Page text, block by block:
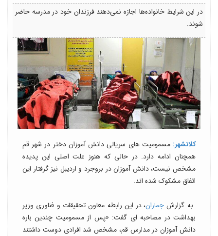
در این شرایط خانواده‌ها اجازه نمی‌دهند فرزندان خود در مدرسه حاضر
شوند.
کلانشهر: مسمومیت های سریالی دانش آموزان دختر در شهر قم
همچنان ادامه دارد. در حالی که هنوز علت اصلی این پدیده
مشخص نیست، دانش آموزان در بروجرد و اردیبل نیز گرفتار این
اتفاق مشکوک شده اند.
به گزارش جماران، در این رابطه معاون تحقیقات و فناوری وزیر
بهداشت در مصاحبه ای گفت: «پس از مسمومیت چندین باره
دانش آموزان در مدارس قم، مشخص شد افرادی دوست داشتند